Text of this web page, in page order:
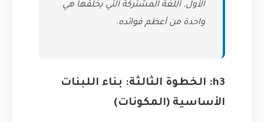
الأول. اللغة المشتركة التي يخلقها هي
واحدة من أعظم فوائده.
h3: الخطوة الثالثة: بناء اللبنات
الأساسية (المكونات)